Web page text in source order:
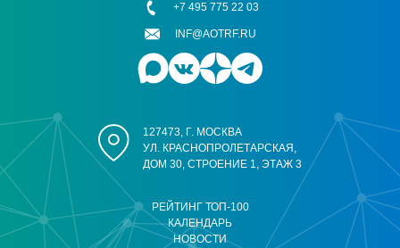
РЕЙТИНГ ТОП-100
КАЛЕНДАРЬ
НОВОСТИ
127473, Г. МОСКВА
УЛ. КРАСНОПРОЛЕТАРСКАЯ,
ДОМ 30, СТРОЕНИЕ 1, ЭТАЖ 3
+7 495 775 22 03
INF@AOTRF.RU